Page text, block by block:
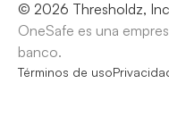
© 2026 Thresholdz, Inc
OneSafe es una
banco.
Términos de uso